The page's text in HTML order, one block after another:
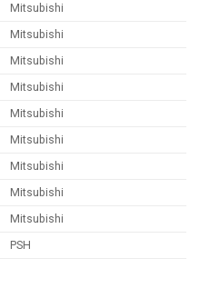
Mitsubishi
Mitsubishi
Mitsubishi
Mitsubishi
Mitsubishi
Mitsubishi
Mitsubishi
Mitsubishi
Mitsubishi
PSH